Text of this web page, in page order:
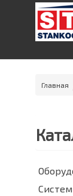
Главная